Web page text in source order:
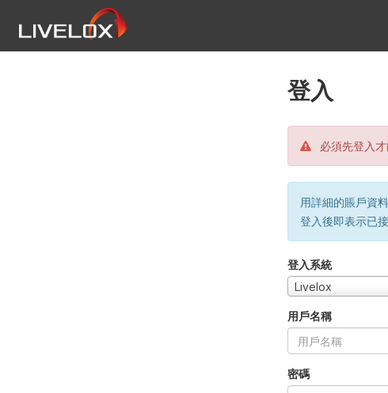
登入
必須先登入才
用詳細的賬戶資
登入後即表示已
登入系統
Livelox
用戶名稱
密碼